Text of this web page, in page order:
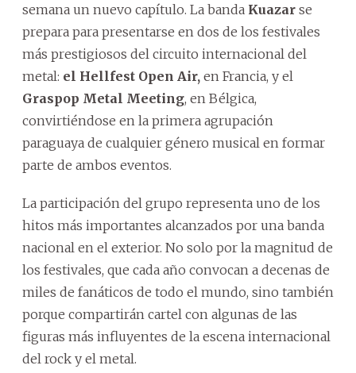
semana un nuevo capítulo. La banda Kuazar se
prepara para presentarse en dos de los festivales
más prestigiosos del circuito internacional del
metal: el Hellfest Open Air, en Francia, y el
Graspop Metal Meeting, en Bélgica,
convirtiéndose en la primera agrupación
paraguaya de cualquier género musical en formar
parte de ambos eventos.
La participación del grupo representa uno de los
hitos más importantes alcanzados por una banda
nacional en el exterior. No solo por la magnitud de
los festivales, que cada año convocan a decenas de
miles de fanáticos de todo el mundo, sino también
porque compartirán cartel con algunas de las
figuras más influyentes de la escena internacional
del rock y el metal.